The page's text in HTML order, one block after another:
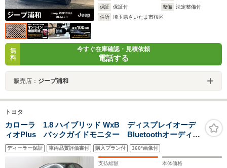
保証
保証付 整備
法定整備付
住所
埼玉県さいたま市桜区
無
料
今すぐ在庫確認・見積依頼
電話する
販売店： ジープ浦和
トヨタ
カローラ 1.8 ハイブリッド WxB ディスプレイオーデ
ィオPlus バックガイドモニター Bluetoothオーディ
オ ドライブレコーダー 衝突被害軽減ブレーキ 踏み
間違い防止 応急用タイヤ シートヒーター ハンドル
ヒーター 純正アルミホイール
ディーラー保証 車両品質評価書付 購入プラン付 360°画像付
支払総額 本体価格